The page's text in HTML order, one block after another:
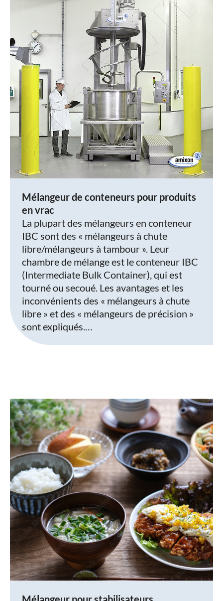
Mélangeur de conteneurs pour produits
en vrac
La plupart des mélangeurs en conteneur
IBC sont des « mélangeurs à chute
libre/mélangeurs à tambour ». Leur
chambre de mélange est le conteneur IBC
(Intermediate Bulk Container), qui est
tourné ou secoué. Les avantages et les
inconvénients des « mélangeurs à chute
libre » et des « mélangeurs de précision »
sont expliqués.…